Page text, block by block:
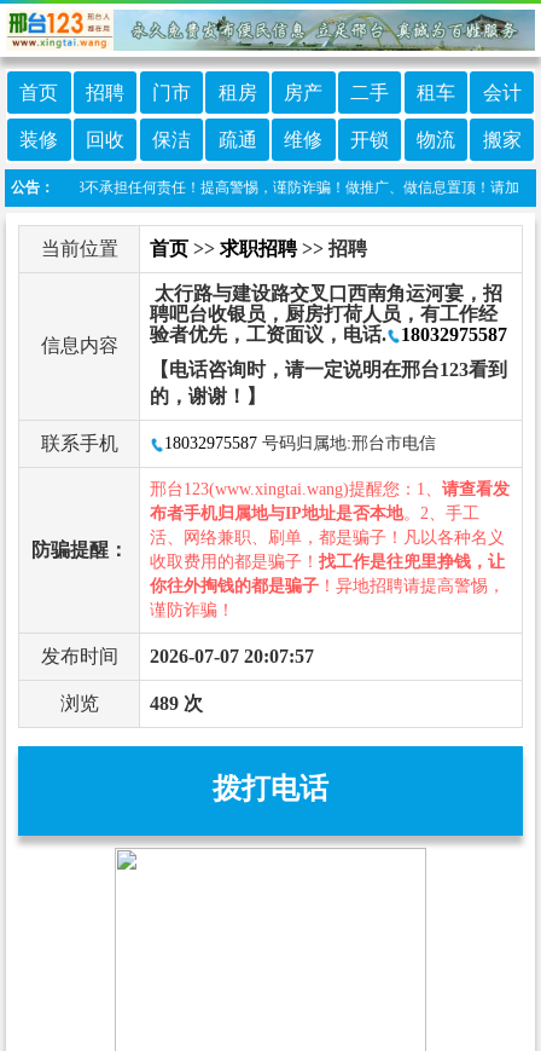
首页 招聘 门市 租房 房产 二手 租车 会计
装修 回收 保洁 疏通 维修 开锁 物流 搬家
公告：
邢台123不承担任何责任！提高警惕，谨防诈骗！做推广、做信息置顶！请加邢台
当前位置 首页 >> 求职招聘>> 招聘
信息内容
太行路与建设路交叉口西南角运河宴，招
聘吧台收银员，厨房打荷人员，有工作经
验者优先，工资面议，电话.
18032975587
【电话咨询时，请一定说明在邢台123看到
的，谢谢！】
联系手机 18032975587 号码归属地:邢台市电信
防骗提醒：
邢台123(www.xingtai.wang)提醒您：1、 请查看发
布者手机归属地与IP地址是否本地。2、手工
活、网络兼职、刷单，都是骗子！凡以各种名义
收取费用的都是骗子！ 找工作是往兜里挣钱，让
你往外掏钱的都是骗子 ！异地招聘请提高警惕，
谨防诈骗！
发布时间 2026-07-07 20:07:57
浏览 489 次
拨打电话